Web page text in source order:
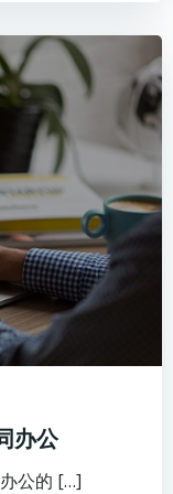
办公
公的 […]